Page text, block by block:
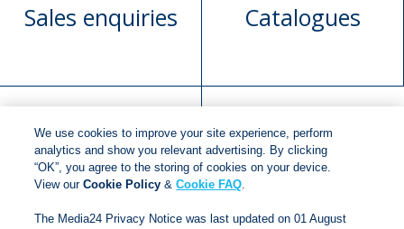
Sales enquiries Catalogues
Manuscript
submission
Request book
rights
We use cookies to improve your site experience, perform
analytics and show you relevant advertising. By clicking
“OK”, you agree to the storing of cookies on your device.
View ourCookie Policy &Cookie FAQ.
The Media24 Privacy Notice was last updated on 01 August